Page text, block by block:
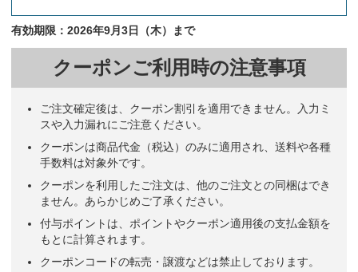
有効期限：2026年9月3日（木）まで
クーポンご利用時の注意事項
ご注文確定後は、クーポン割引を適用できません。入力ミ
スや入力漏れにご注意ください。
クーポンは商品代金（税込）のみに適用され、送料や各種
手数料は対象外です。
クーポンを利用したご注文は、他のご注文との同梱はでき
ません。あらかじめご了承ください。
付与ポイントは、ポイントやクーポン適用後の支払金額を
もとに計算されます。
クーポンコードの転売・譲渡などは禁止しております。